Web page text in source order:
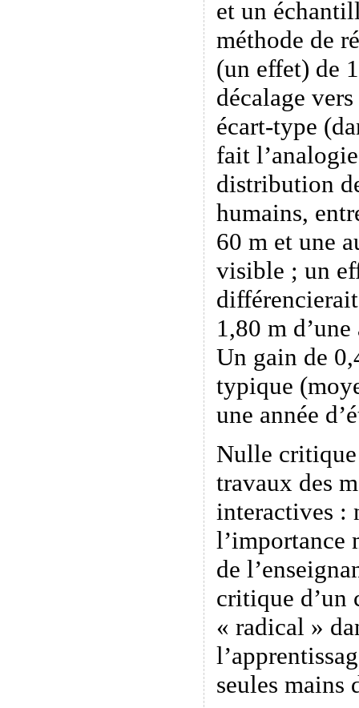
et un
méthode de
(un effet) de
décalage
écart-type
fait
distribution
humains,
60 m et une
visible ; un
1,80 m
Un gain de
typique
une année
Nulle critique
travaux des
interactives :
l’importance
de
critique d’un
« radical »
seules mains